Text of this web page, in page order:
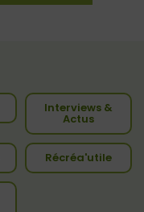
Interviews &
Actus
Récréa'utile